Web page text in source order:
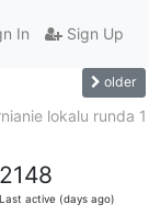
In Sign Up
older
lokalu runda 1
2148
Last active (days ago)